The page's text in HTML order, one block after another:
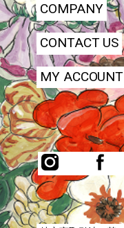
COMPANY
CONTACT US
MY ACCOUNT